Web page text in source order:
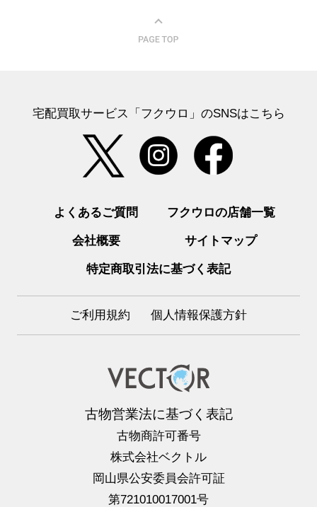
宅配買取サービス「フクウロ」のSNSはこちら
よくあるご質問 フクウロの店舗一覧
会社概要 サイトマップ
特定商取引法に基づく表記
ご利用規約 個人情報保護方針
古物営業法に基づく表記
古物商許可番号
株式会社ベクトル
岡山県公安委員会許可証
第721010017001号